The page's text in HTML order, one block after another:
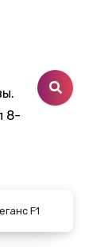
8-
F1